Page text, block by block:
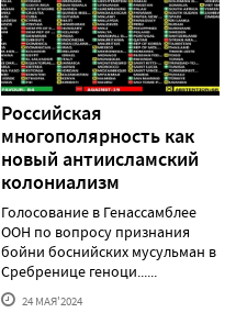
Российская
многополярность как
новый антиисламский
колониализм
Голосование в Генассамблее
ООН по вопросу признания
бойни боснийских мусульман в
Сребренице геноци......
24 МАЯ'2024